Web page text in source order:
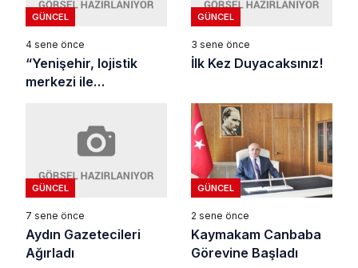
GÜNCEL
4 sene önce
“Yenişehir, lojistik
merkezi ile
GÜNCEL
3 sene önce
İlk Kez Duyacaksınız!
GÜNCEL
7 sene önce
Aydın Gazetecileri
Ağırladı
GÜNCEL
2 sene önce
Kaymakam Canbaba
Görevine Başladı